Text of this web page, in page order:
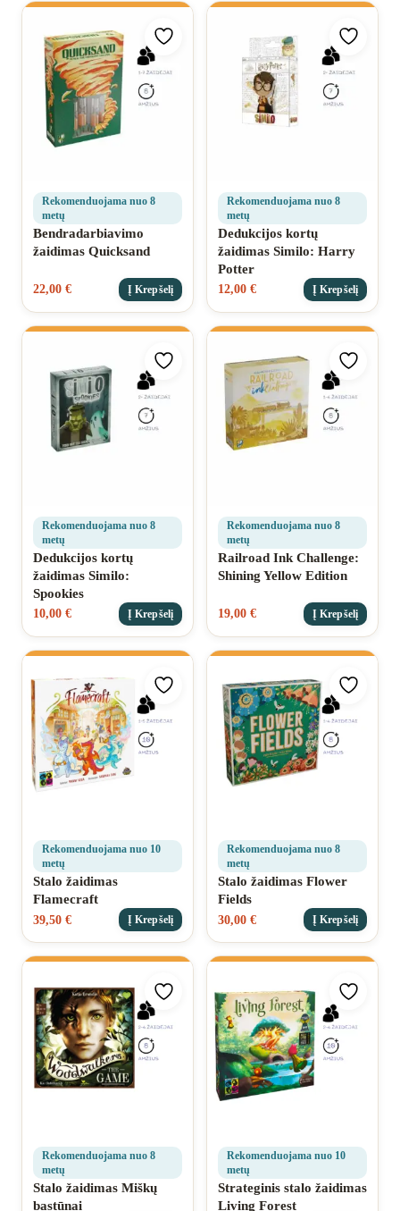
Pridėti prie mėgstamiausių
Rekomenduojama nuo 8
metų
Bendradarbiavimo
žaidimas Quicksand
22,00 € Į Krepšelį
Pridėti
Rekomenduojama nuo 8
metų
Dedukcijos kortų
žaidimas Similo: Harry
Potter
12,00 € Į Krepšelį
Pridėti prie mėgstamiausių
Rekomenduojama nuo 8
metų
Dedukcijos kortų
žaidimas Similo:
Spookies
10,00 € Į Krepšelį
Pridėti
Rekomenduojama nuo 8
metų
Railroad Ink Challenge:
Shining Yellow Edition
19,00 € Į Krepšelį
Pridėti prie mėgstamiausių
Rekomenduojama nuo 10
metų
Stalo žaidimas
Flamecraft
39,50 € Į Krepšelį
Pridėti
Rekomenduojama nuo 8
metų
Stalo žaidimas Flower
Fields
30,00 € Į Krepšelį
Pridėti prie mėgstamiausių
Rekomenduojama nuo 8
metų
Stalo žaidimas Miškų
bastūnai
Pridėti
Rekomenduojama nuo 10
metų
Strateginis stalo žaidimas
Living Forest